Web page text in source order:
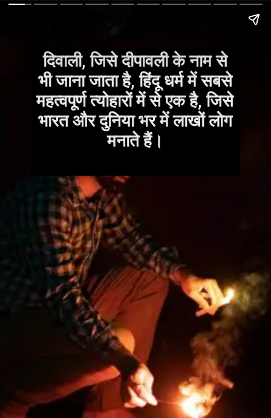
दिवाली, जिसे दीपावली के नाम से
भी जाना जाता है, हिंदू धर्म में सबसे
महत्वपूर्ण त्योहारों में से एक है, जिसे
भारत और दुनिया भर में लाखों लोग
मनाते हैं।